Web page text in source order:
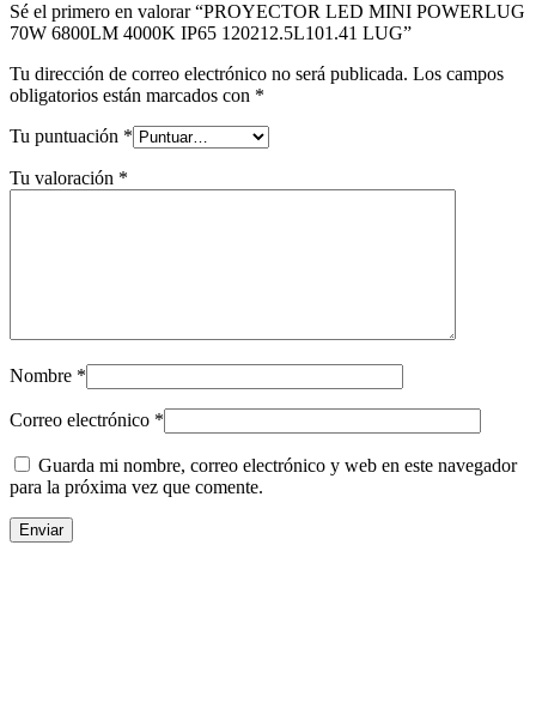
Sé el primero en valorar “PROYECTOR LED MINI POWERLUG
70W 6800LM 4000K IP65 120212.5L101.41 LUG”
Tu dirección de correo electrónico no será publicada. Los campos
obligatorios están marcados con *
Tu puntuación *
Tu valoración *
Nombre *
Correo electrónico *
Guarda mi nombre, correo electrónico y web en este navegador
para la próxima vez que comente.